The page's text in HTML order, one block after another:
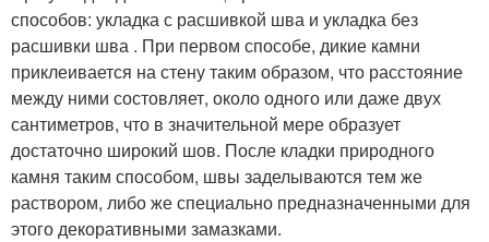
способов: укладка с расшивкой шва и укладка без
расшивки шва . При первом способе, дикие камни
приклеивается на стену таким образом, что расстояние
между ними состовляет, около одного или даже двух
сантиметров, что в значительной мере образует
достаточно широкий шов. После кладки природного
камня таким способом, швы заделываются тем же
раствором, либо же специально предназначенными для
этого декоративными замазками.